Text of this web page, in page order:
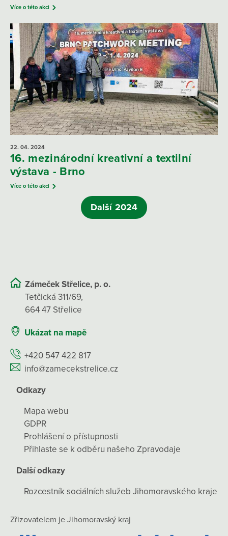
Více o této akci
22. 04. 2024
16. mezinárodní kreativní a textilní
výstava - Brno
Více o této akci
Další 2024
Zámeček Střelice, p. o.
Tetčická 311/69,
664 47 Střelice
Ukázat na mapě
+420 547 422 817
info@zamecekstrelice.cz
Odkazy
Mapa webu
GDPR
Prohlášení o přístupnosti
Přihlaste se k odběru našeho Zpravodaje
Další odkazy
Rozcestník sociálních služeb Jihomoravského kraje
Zřizovatelem je Jihomoravský kraj